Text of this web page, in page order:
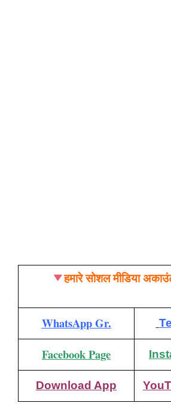
हमारे सोशल मीडिया
WhatsApp Gr.
Facebook Page
Download App